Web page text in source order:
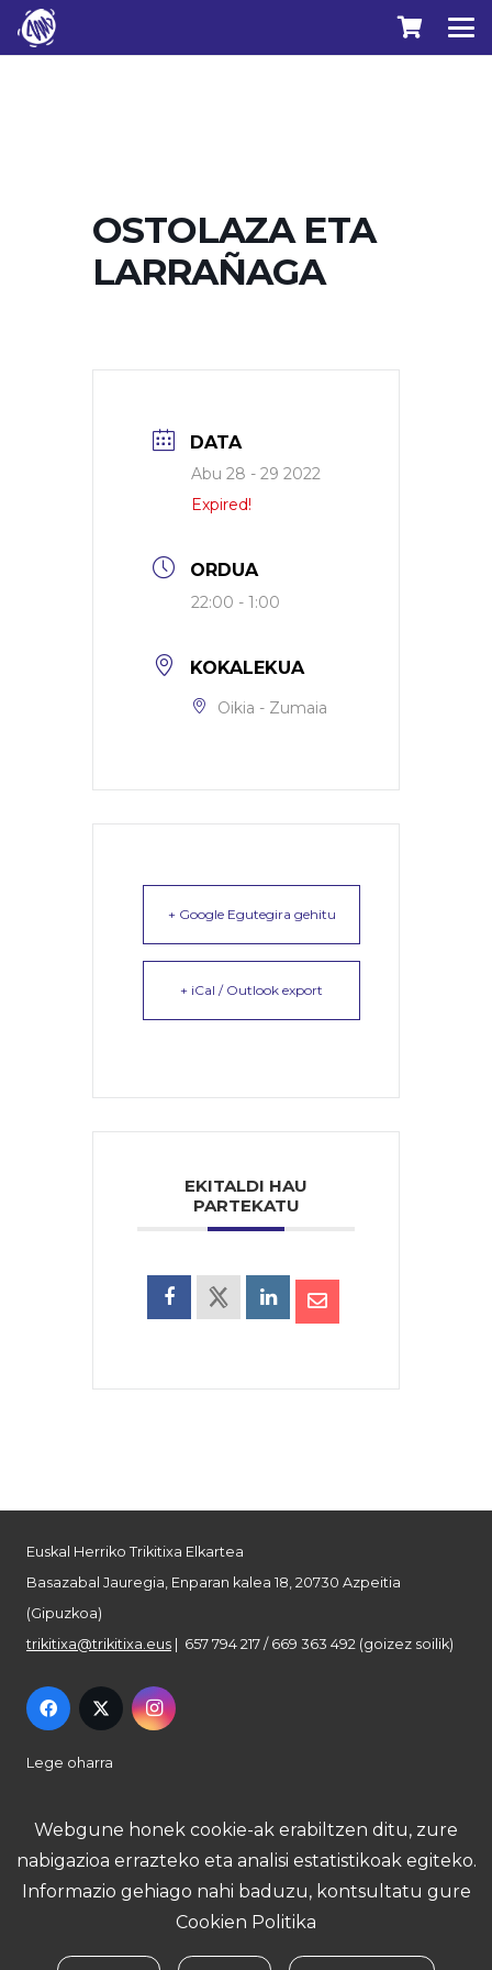
OSTOLAZA ETA
LARRAÑAGA
DATA
Abu 28 - 29 2022
Expired!
ORDUA
22:00 - 1:00
KOKALEKUA
Oikia - Zumaia
+ Google Egutegira gehitu
+ iCal / Outlook export
EKITALDI HAU
PARTEKATU
Euskal Herriko Trikitixa Elkartea
Basazabal Jauregia, Enparan kalea 18, 20730 Azpeitia
(Gipuzkoa)
trikitixa@trikitixa.eus | 657 794 217 / 669 363 492 (goizez soilik)
Lege oharra
Pribatutasun politika
Webgune honek cookie-ak erabiltzen ditu, zure
nabigazioa errazteko eta analisi estatistikoak egiteko.
Informazio gehiago nahi baduzu, kontsultatu gure
Cookien Politika